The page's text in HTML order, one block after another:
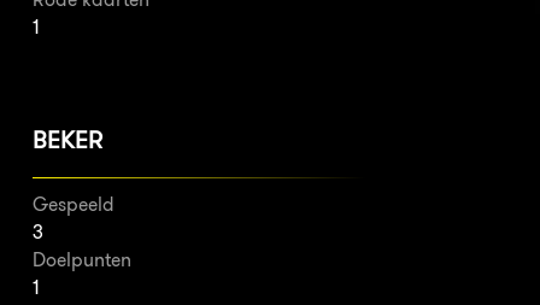
1
BEKER
Gespeeld
3
Doelpunten
1